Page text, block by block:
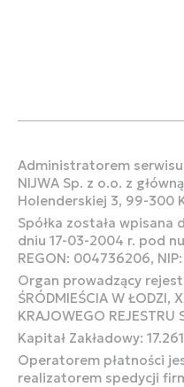
Administratorem
NIJWA Sp. z o.o. z
Holenderskiej 3, 99-300
Spółka została
dniu 17-03-2004 r. pod
REGON: 004736206,
Organ prowadzący
ŚRÓDMIEŚCIA W ŁODZI,
KRAJOWEGO REJESTRU
Kapitał Zakładowy:
Operatorem płatności
realizatorem spedycji